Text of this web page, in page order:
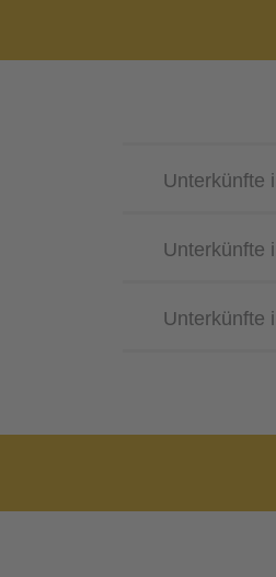
Unterkünfte
Unterkünfte
Unterkünfte